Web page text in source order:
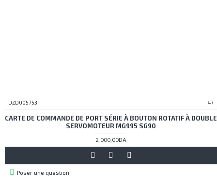
DZD005753 47
CARTE DE COMMANDE DE PORT SÉRIE À BOUTON ROTATIF À DOUBLE
SERVOMOTEUR MG995 SG90
2 000,00DA
Poser une question